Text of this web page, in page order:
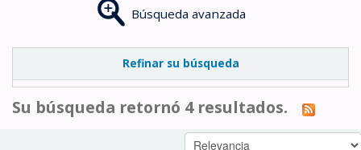
Búsqueda avanzada
Refinar su búsqueda
Su búsqueda retornó 4 resultados.